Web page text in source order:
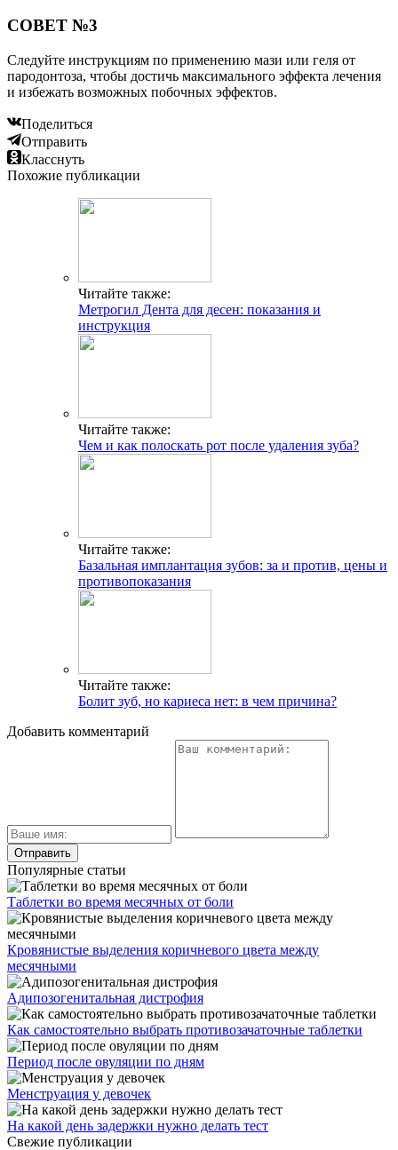
СОВЕТ №3
Следуйте инструкциям по применению мази или геля от
пародонтоза, чтобы достичь максимального эффекта лечения
и избежать возможных побочных эффектов.
Поделиться
Отправить
Класснуть
Похожие публикации
Читайте также:
Метрогил Дента для десен: показания и
инструкция
Читайте также:
Чем и как полоскать рот после удаления зуба?
Читайте также:
Базальная имплантация зубов: за и против, цены и
противопоказания
Читайте также:
Болит зуб, но кариеса нет: в чем причина?
Добавить комментарий
Популярные статьи
Таблетки во время месячных от боли
Кровянистые выделения коричневого цвета между
месячными
Адипозогенитальная дистрофия
Как самостоятельно выбрать противозачаточные таблетки
Период после овуляции по дням
Менструация у девочек
На какой день задержки нужно делать тест
Свежие публикации